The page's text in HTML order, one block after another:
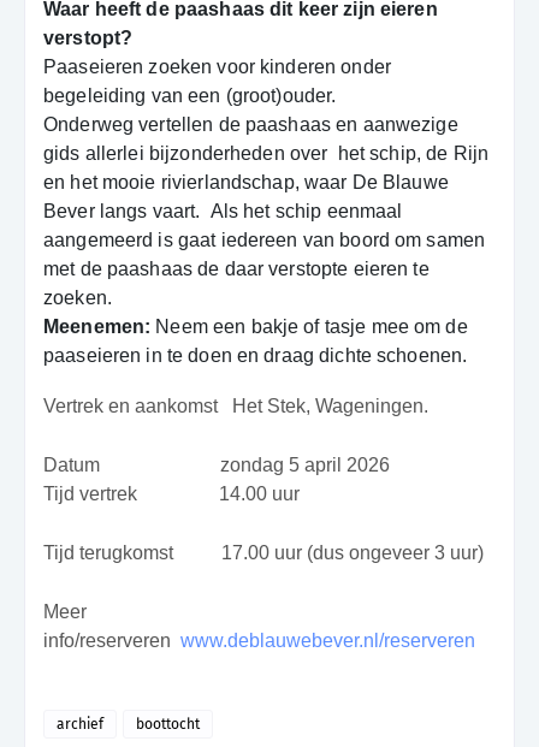
Waar heeft de paashaas dit keer zijn eieren
verstopt?
Paaseieren zoeken voor kinderen onder
begeleiding van een (groot)ouder.
Onderweg vertellen de paashaas en aanwezige
gids allerlei bijzonderheden over
het schip, de Rijn
en het mooie rivierlandschap, waar De Blauwe
Bever langs vaart. Als het schip eenmaal
aangemeerd is gaat iedereen van boord om samen
met de paashaas de daar verstopte eieren te
zoeken.
Meenemen: Neem een bakje of tasje mee om de
paaseieren in te doen en draag dichte schoenen.
Vertrek en aankomst Het Stek, Wageningen.
Datum
zondag 5 april 2026
Tijd vertrek
14.00 uur
Tijd terugkomst 17.00 uur (dus ongeveer 3 uur)
Meer
info/reserveren www.deblauwebever.nl/reserveren
archief boottocht